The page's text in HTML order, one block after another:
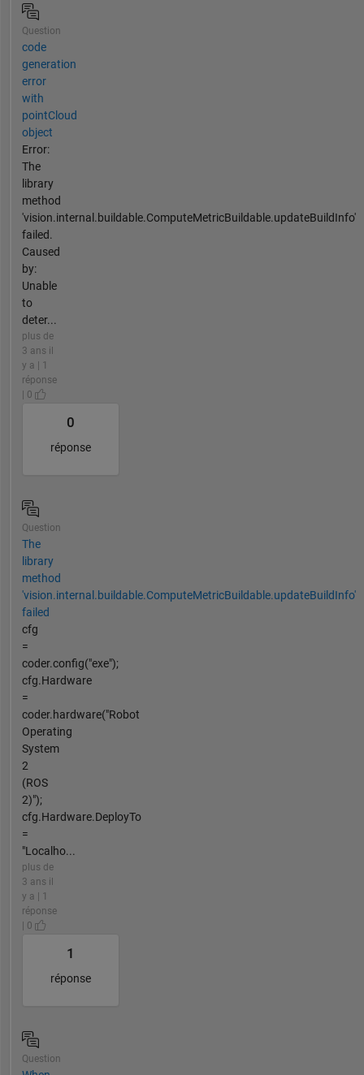
Question
code
generation
error
with
pointCloud
object
Error:
The
library
method
'vision.internal.buildable.ComputeMetricBuildable.updateBuildInfo'
failed.
Caused
by:
Unable
to
deter...
plus de
3 ans il
y a | 1
réponse
| 0
0
réponse
Question
The
library
method
'vision.internal.buildable.ComputeMetricBuildable.updateBuildInfo'
failed
cfg
=
coder.config("exe");
cfg.Hardware
=
coder.hardware("Robot
Operating
System
2
(ROS
2)");
cfg.Hardware.DeployTo
=
"Localho...
plus de
3 ans il
y a | 1
réponse
| 0
1
réponse
Question